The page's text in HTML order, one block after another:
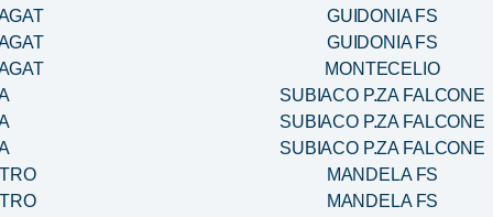
GUIDONIA FS
GUIDONIA FS
MONTECELIO
SUBIACO P.ZA FALCONE
SUBIACO P.ZA FALCONE
SUBIACO P.ZA FALCONE
MANDELA FS
MANDELA FS